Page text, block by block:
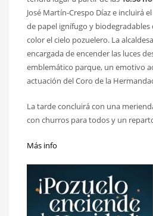
José Martín-Crespo Díaz e incluirá
de papel ignífugo y biodegradables
color el cielo pozuelero. La
encargada de encender las luces
emblemático parque, un emotivo
actuación del Coro de la
La tarde concluirá con una
con churros para todos y un
Más info